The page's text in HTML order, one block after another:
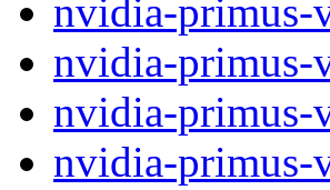
nvidia-primus-
nvidia-primus-
nvidia-primus-
nvidia-primus-